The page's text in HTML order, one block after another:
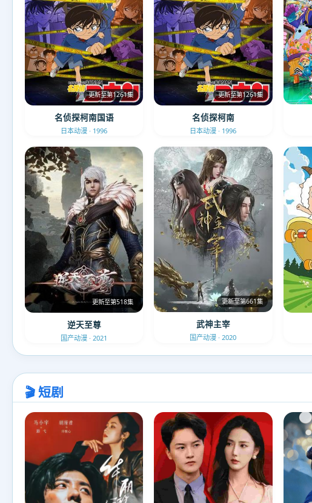
更新至第1261集
名侦探柯南国语
日本动漫 · 1996
更新至第1261集
名侦探柯南
日本动漫 · 1996
更新至第518集
逆天至尊
国产动漫 · 2021
更新至第661集
武神主宰
国产动漫 · 2020
🎬 短剧